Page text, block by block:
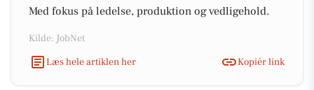
Med fokus på ledelse, produktion og vedligehold.
Kilde: JobNet
Læs hele artiklen her
Kopiér link